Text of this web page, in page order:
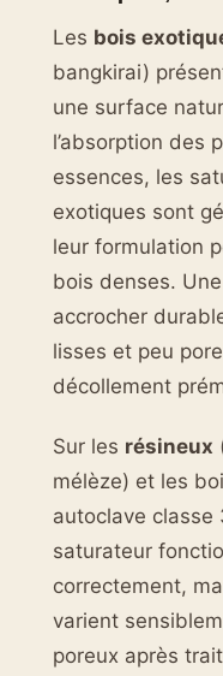
Les bois
bangkirai)
une surface
l’absorption des
essences, les
exotiques sont
leur formulation
bois denses.
accrocher
lisses et peu
décollement
Sur les résineux
mélèze) et les
autoclave classe
saturateur
correctement,
varient
poreux après